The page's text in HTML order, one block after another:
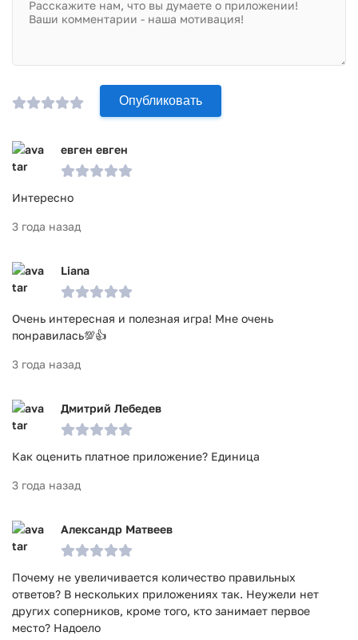
Опубликовать
евген евген
Интересно
3 года назад
Liana
Очень интересная и полезная игра! Мне очень
понравилась💯👍
3 года назад
Дмитрий Лебедев
Как оценить платное приложение? Единица
3 года назад
Александр Матвеев
Почему не увеличивается количество правильных
ответов? В нескольких приложениях так. Неужели нет
других соперников, кроме того, кто занимает первое
место? Надоело